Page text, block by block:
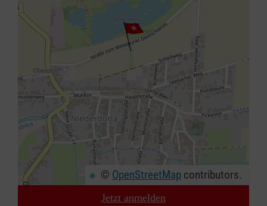
© OpenStreetMap contributors.
Jetzt anmelden